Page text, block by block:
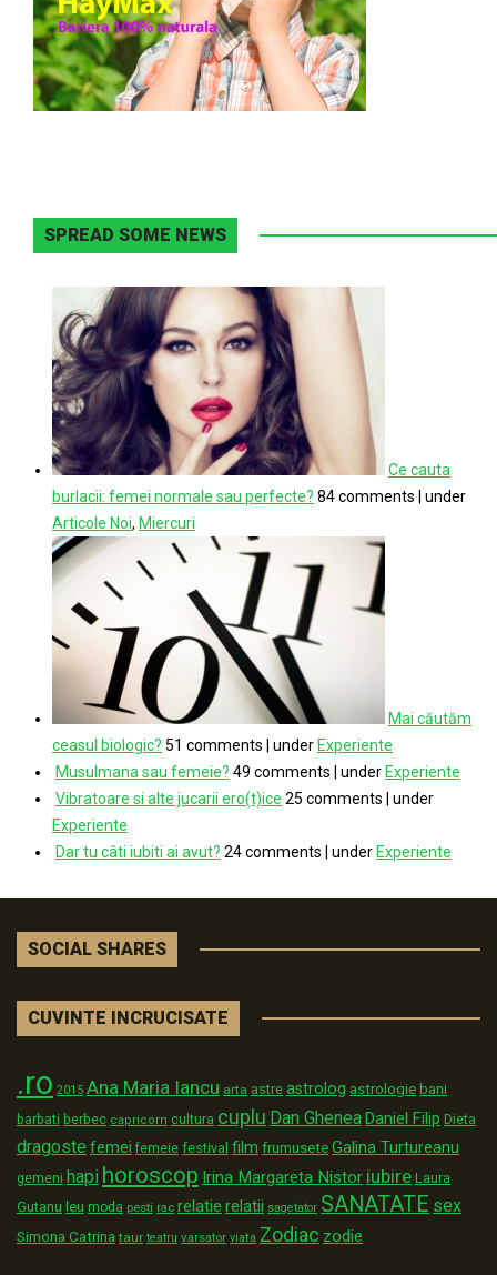
SPREAD SOME NEWS
Ce cauta
burlacii: femei normale sau perfecte? 84 comments
under
Articole Noi, Miercuri
Mai căutăm
ceasul biologic? 51 comments under Experiente
Musulmana sau femeie? 49 comments under Experiente
Vibratoare si alte jucarii ero(t)ice 25 comments
under
Experiente
Dar tu câti iubiti ai avut? 24 comments under Experiente
SOCIAL SHARES
CUVINTE INCRUCISATE
.ro 2015 Ana Maria Iancu arta astre astrolog astrologie bani
barbati berbec capricorn cultura cuplu Dan GheneaDaniel Filip Dieta
dragoste femei femeie festival film frumusete Galina Turtureanu
gemeni hapi horoscop Irina Margareta Nistor iubire Laura
Gutanu leu moda pesti rac relatie relatii sagetator SANATATE sex
Simona Catrina taur teatru varsator viata Zodiac zodie